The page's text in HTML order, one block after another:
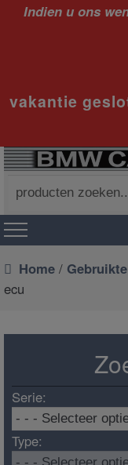
Indien u ons
vakantie
naar:
Home /
ecu
Serie:
Type: